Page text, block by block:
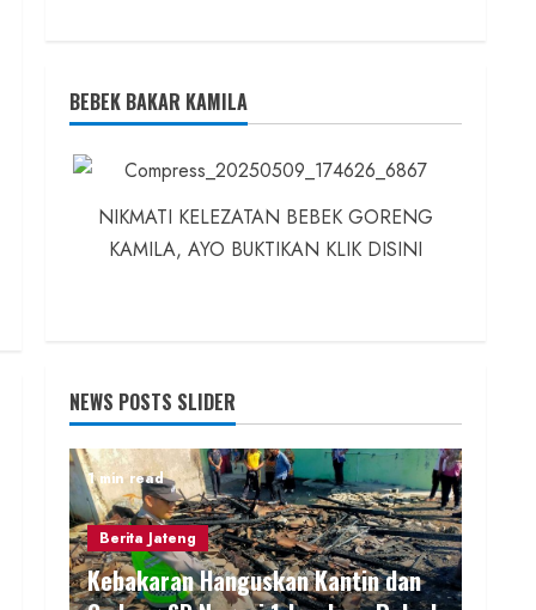
BEBEK BAKAR KAMILA
NIKMATI KELEZATAN BEBEK GORENG
KAMILA, AYO BUKTIKAN KLIK DISINI
NEWS POSTS SLIDER
1 min read
Berita Jateng
Kebakaran Hanguskan Kantin dan